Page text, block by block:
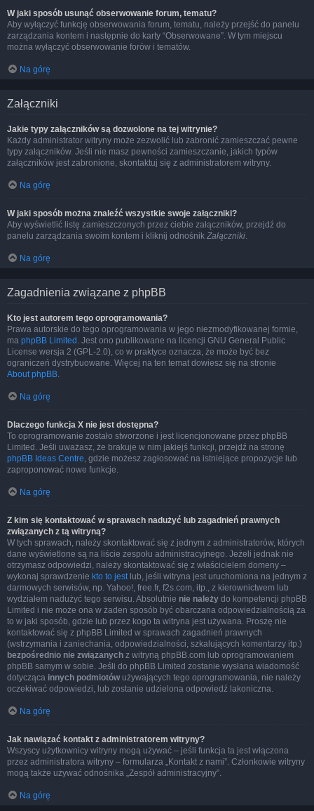
W jaki sposób usunąć obserwowanie forum, tematu?
Aby wyłączyć funkcję obserwowania forum, tematu, należy przejść do panelu
zarządzania kontem i następnie do karty “Obserwowane”. W tym miejscu
można wyłączyć obserwowanie forów i tematów.
Na górę
Załączniki
Jakie typy załączników są dozwolone na tej witrynie?
Każdy administrator witryny może zezwolić lub zabronić zamieszczać pewne
typy załączników. Jeśli nie masz pewności zamieszczanie, jakich typów
załączników jest zabronione, skontaktuj się z administratorem witryny.
Na górę
W jaki sposób można znaleźć wszystkie swoje załączniki?
Aby wyświetlić listę zamieszczonych przez ciebie załączników, przejdź do
panelu zarządzania swoim kontem i kliknij odnośnik Załączniki.
Na górę
Zagadnienia związane z phpBB
Kto jest autorem tego oprogramowania?
Prawa autorskie do tego oprogramowania w jego niezmodyfikowanej formie,
ma phpBB Limited . Jest ono publikowane na licencji GNU General Public
License wersja 2 (GPL-2.0), co w praktyce oznacza, że może być bez
ograniczeń dystrybuowane. Więcej na ten temat dowiesz się na stronie
About phpBB.
Na górę
Dlaczego funkcja X nie jest dostępna?
To oprogramowanie zostało stworzone i jest licencjonowane przez phpBB
Limited. Jeśli uważasz, że brakuje w nim jakiejś funkcji, przejdź na stronę
phpBB Ideas Centre, gdzie możesz zagłosować na istniejące propozycje lub
zaproponować nowe funkcje.
Na górę
Z kim się kontaktować w sprawach nadużyć lub zagadnień prawnych
związanych z tą witryną?
W tych sprawach, należy skontaktować się z jednym z administratorów, których
dane wyświetlone są na liście zespołu administracyjnego. Jeżeli jednak nie
otrzymasz odpowiedzi, należy skontaktować się z właścicielem domeny –
wykonaj sprawdzenie kto to jestlub, jeśli witryna jest uruchomiona na jednym z
darmowych serwisów, np. Yahoo!, free.fr, f2s.com, itp., z kierownictwem lub
wydziałem nadużyć tego serwisu. Absolutnie nie należy do kompetencji phpBB
Limited i nie może ona w żaden sposób być obarczana odpowiedzialnością za
to w jaki sposób, gdzie lub przez kogo ta witryna jest używana. Proszę nie
kontaktować się z phpBB Limited w sprawach zagadnień prawnych
(wstrzymania i zaniechania, odpowiedzialności, szkalujących komentarzy itp.)
bezpośrednio nie związanych z witryną phpBB.com lub oprogramowaniem
phpBB samym w sobie. Jeśli do phpBB Limited zostanie wysłana wiadomość
dotycząca innych podmiotów używających tego oprogramowania, nie należy
oczekiwać odpowiedzi, lub zostanie udzielona odpowiedź lakoniczna.
Na górę
Jak nawiązać kontakt z administratorem witryny?
Wszyscy użytkownicy witryny mogą używać – jeśli funkcja ta jest włączona
przez administratora witryny – formularza „Kontakt z nami”. Członkowie witryny
mogą także używać odnośnika „Zespół administracyjny”.
Na górę